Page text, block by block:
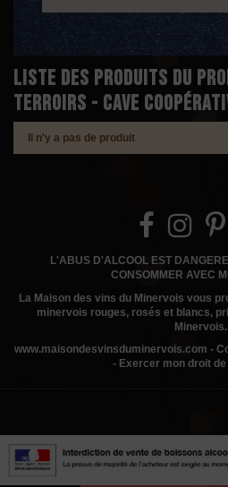
Liste des produits du
Terroirs - Cave
Il n'y a pas de produit
L'ABUS D'ALCOOL EST
CONSOMMER AVEC
La Maison des vins du Minervois vous
minervois rouges, rosés et blancs,
Minervois.
www.maisondesvinsduminervois.com -
- Exercer mon droit